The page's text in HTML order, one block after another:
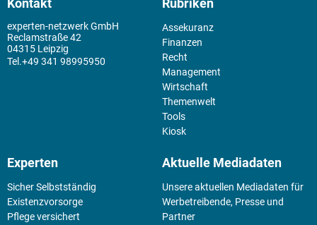
Kontakt
experten-netzwerk GmbH
Reclamstraße 42
04315 Leipzig
+49 341 98995950
Rubriken
Assekuranz
Finanzen
Recht
Management
Wirtschaft
Themenwelt
Tools
Kiosk
Experten
Sicher Selbstständig
Existenz­vorsorge
Pflege versichert
Aktuelle Mediadaten
Unsere aktuellen Mediadaten für
Werbetreibende, Presse und
Partner